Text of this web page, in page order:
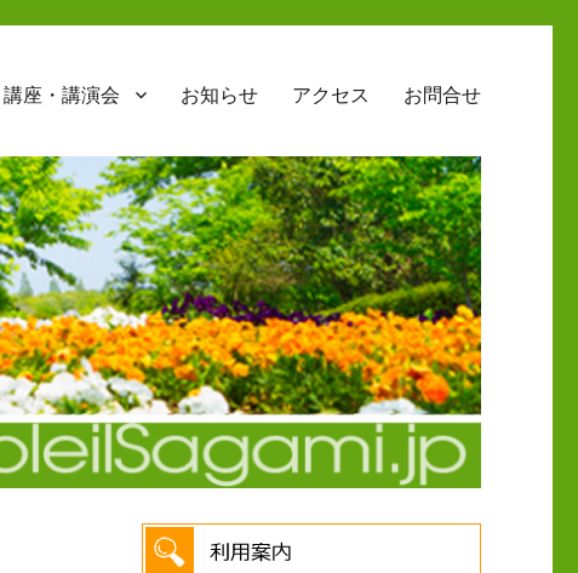
講座・講演会 お知らせ アクセス お問合せ